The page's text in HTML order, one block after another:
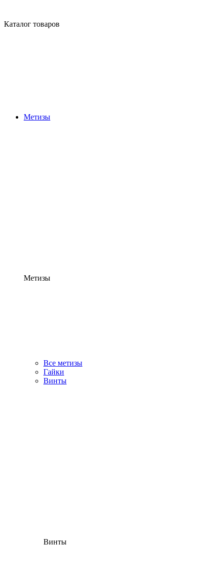
Каталог товаров
Метизы
Метизы
Все метизы
Гайки
Винты
Винты